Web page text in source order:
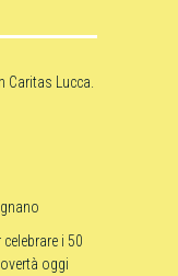
Caritas Lucca.
i 50
oggi